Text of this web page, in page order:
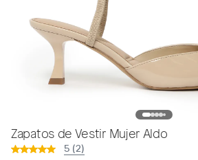
Zapatos de Vestir Mujer Aldo
5 (2)